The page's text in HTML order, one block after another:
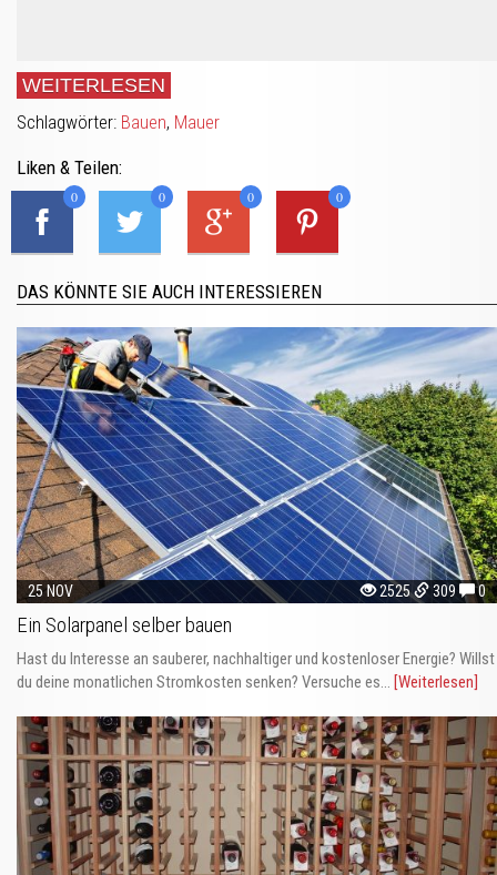
WEITERLESEN
Schlagwörter: Bauen, Mauer
Liken & Teilen:
0 0 0 0
DAS KÖNNTE SIE AUCH INTERESSIEREN
25 NOV 2525 309 0
Ein Solarpanel selber bauen
Hast du Interesse an sauberer, nachhaltiger und kostenloser Energie? Willst
du deine monatlichen Stromkosten senken? Versuche es... [Weiterlesen]